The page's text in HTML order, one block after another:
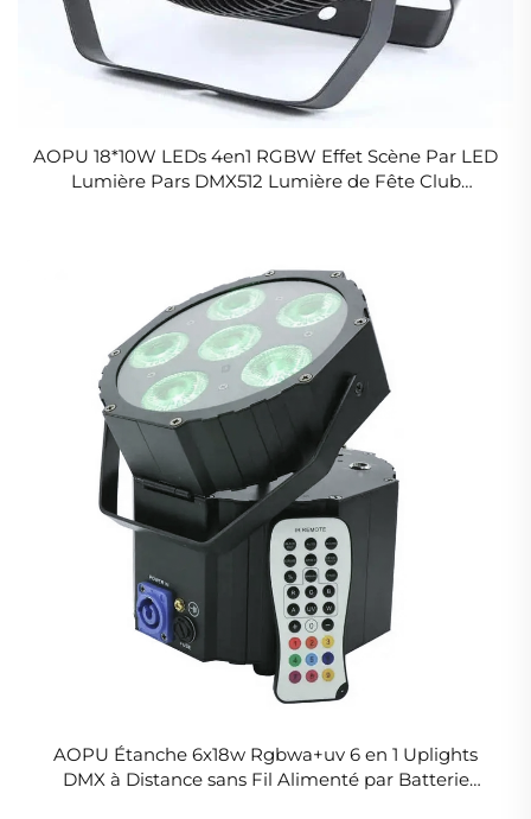
AOPU 18*10W LEDs 4en1 RGBW Effet Scène Par LED
Lumière Pars DMX512 Lumière de Fête Club
AOPU Étanche 6x18w Rgbwa+uv 6 en 1 Uplights
DMX à Distance sans Fil Alimenté par Batterie